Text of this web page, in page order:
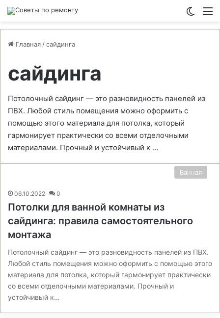
Главная /сайдинга
сайдинга
Потолочный сайдинг — это разновидность панелей из
ПВХ. Любой стиль помещения можно оформить с
помощью этого материала для потолка, который
гармонирует практически со всеми отделочными
материалами. Прочный и устойчивый к …
Ванная
06.10.2022 0
Потолки для ванной комнаты из
сайдинга: правила самостоятельного
монтажа
Потолочный сайдинг — это разновидность панелей из ПВХ.
Любой стиль помещения можно оформить с помощью этого
материала для потолка, который гармонирует практически
со всеми отделочными материалами. Прочный и
устойчивый к…